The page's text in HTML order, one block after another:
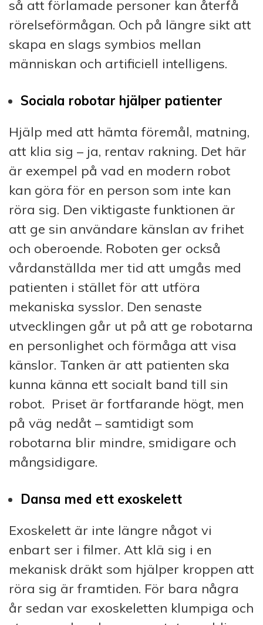
så att förlamade personer kan återfå
rörelseförmågan. Och på längre sikt att
skapa en slags symbios mellan
människan och artificiell intelligens.
Sociala robotar hjälper patienter
Hjälp med att hämta föremål, matning,
att klia sig – ja, rentav rakning. Det här
är exempel på vad en modern robot
kan göra för en person som inte kan
röra sig. Den viktigaste funktionen är
att ge sin användare känslan av frihet
och oberoende. Roboten ger också
vårdanställda mer tid att umgås med
patienten i stället för att utföra
mekaniska sysslor. Den senaste
utvecklingen går ut på att ge robotarna
en personlighet och förmåga att visa
känslor. Tanken är att patienten ska
kunna känna ett socialt band till sin
robot. Priset är fortfarande högt, men
på väg nedåt – samtidigt som
robotarna blir mindre, smidigare och
mångsidigare.
Dansa med ett exoskelett
Exoskelett är inte längre något vi
enbart ser i filmer. Att klä sig i en
mekanisk dräkt som hjälper kroppen att
röra sig är framtiden. För bara några
år sedan var exoskeletten klumpiga och